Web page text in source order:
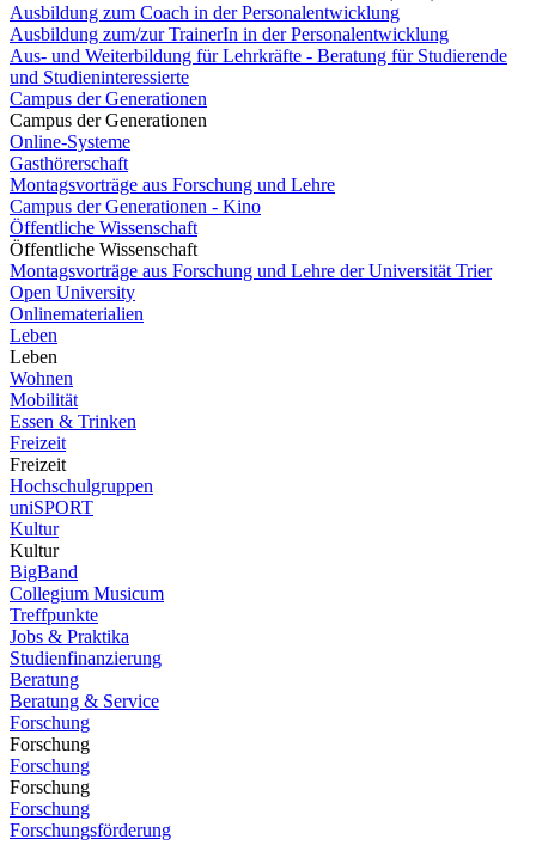
Ausbildung zum Coach in der Personalentwicklung
Ausbildung zum/zur TrainerIn in der Personalentwicklung
Aus- und Weiterbildung für Lehrkräfte - Beratung für Studierende
und Studieninteressierte
Campus der Generationen
Campus der Generationen
Online-Systeme
Gasthörerschaft
Montagsvorträge aus Forschung und Lehre
Campus der Generationen - Kino
Öffentliche Wissenschaft
Öffentliche Wissenschaft
Montagsvorträge aus Forschung und Lehre der Universität Trier
Open University
Onlinematerialien
Leben
Leben
Wohnen
Mobilität
Essen & Trinken
Freizeit
Freizeit
Hochschulgruppen
uniSPORT
Kultur
Kultur
BigBand
Collegium Musicum
Treffpunkte
Jobs & Praktika
Studienfinanzierung
Beratung
Beratung & Service
Forschung
Forschung
Forschung
Forschung
Forschung
Forschungsförderung